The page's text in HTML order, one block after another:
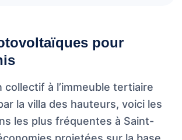
pour
collectif à l’immeuble tertiaire
la villa des hauteurs, voici les
les plus fréquentes à Saint-